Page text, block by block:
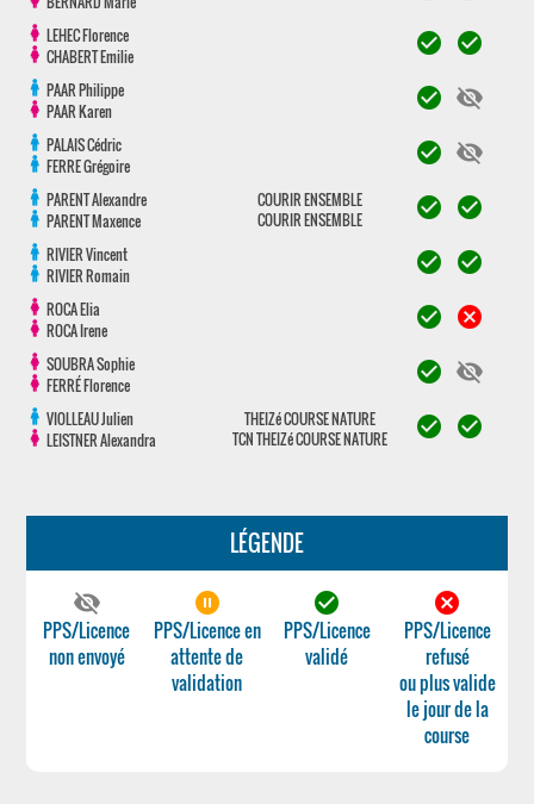
LEHECFlorence
CHABERTEmilie check_circle check_circle
PAARPhilippe
PAARKaren check_circle visibility_off
PALAISCédric
FERREGrégoire check_circle visibility_off
PARENTAlexandre
PARENTMaxence
COURIR ENSEMBLE
COURIR ENSEMBLE
check_circle check_circle
RIVIERVincent
RIVIERRomain check_circle check_circle
ROCAElia
ROCAIrene check_circle cancel
SOUBRASophie
FERRÉFlorence check_circle visibility_off
VIOLLEAUJulien
LEISTNERAlexandra
THEIZé COURSE NATURE
TCN THEIZé COURSE NATURE
check_circle check_circle
LÉGENDE
visibility_off
PPS/Licence
non envoyé
pause_circle_filled
PPS/Licence en
attente de
validation
check_circle
PPS/Licence
validé
cancel
PPS/Licence
refusé
ou plus valide
le jour de la
course